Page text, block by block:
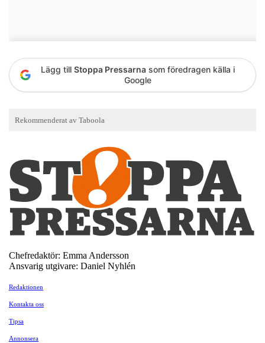
Lägg till Stoppa Pressarna som föredragen källa i
Google
Chefredaktör: Emma Andersson
Ansvarig utgivare: Daniel Nyhlén
Redaktionen
Kontakta oss
Tipsa
Annonsera